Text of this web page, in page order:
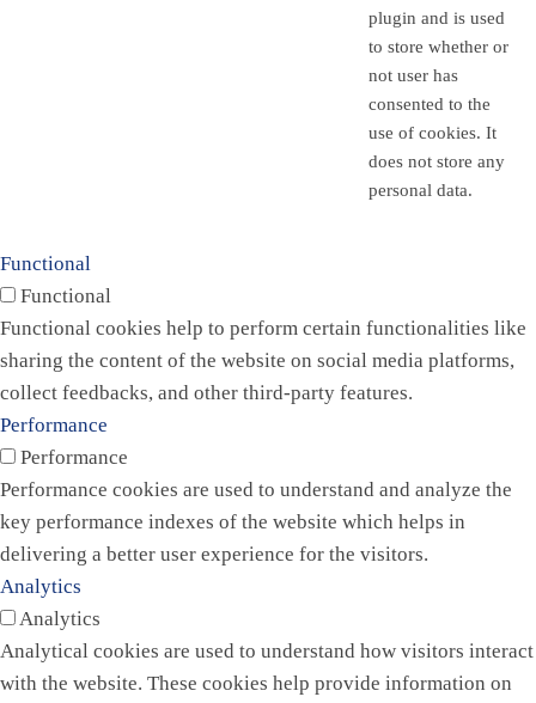
plugin and is used
to store whether or
not user has
consented to the
use of cookies. It
does not store any
personal data.
Functional
Functional
Functional cookies help to perform certain functionalities like
sharing the content of the website on social media platforms,
collect feedbacks, and other third-party features.
Performance
Performance
Performance cookies are used to understand and analyze the
key performance indexes of the website which helps in
delivering a better user experience for the visitors.
Analytics
Analytics
Analytical cookies are used to understand how visitors interact
with the website. These cookies help provide information on